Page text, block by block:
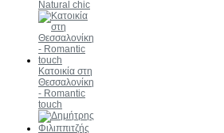
Natural chic
Κατοικία στη
Θεσσαλονίκη
- Romantic
touch